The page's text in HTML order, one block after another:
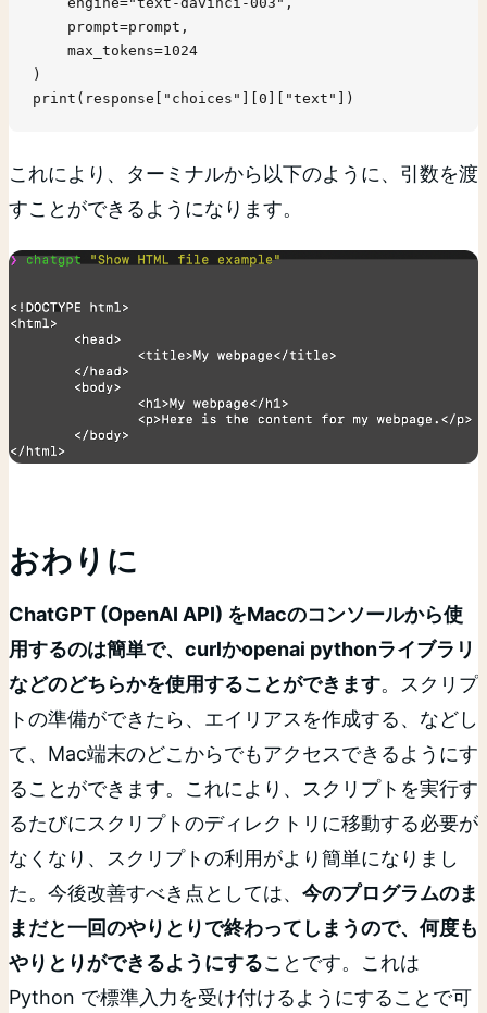
    max_tokens=1024
)
print(response["choices"][0]["text"])
これにより、ターミナルから以下のように、引数を渡
すことができるようになります。
おわりに
ChatGPT (OpenAI API) をMacのコンソールから使
用するのは簡単で、curlかopenai pythonライブラリ
などのどちらかを使用することができます。スクリプ
トの準備ができたら、エイリアスを作成する、などし
て、Mac端末のどこからでもアクセスできるようにす
ることができます。これにより、スクリプトを実行す
るたびにスクリプトのディレクトリに移動する必要が
なくなり、スクリプトの利用がより簡単になりまし
た。今後改善すべき点としては、 今のプログラムのま
まだと一回のやりとりで終わってしまうので、何度も
やりとりができるようにすることです。これは
Python で標準入力を受け付けるようにすることで可